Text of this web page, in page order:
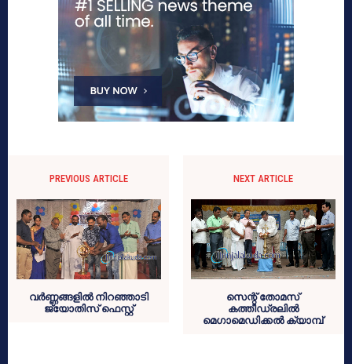
PREVIOUS ARTICLE
വര്‍ണ്ണങ്ങളില്‍ നിറഞ്ഞാടി
ജ്യോതിസ് ഫെസ്റ്റ്
NEXT ARTICLE
സെന്റ് തോമസ്
കത്തീഡ്രലില്‍
മെഗാമെഡിക്കല്‍ ക്യാമ്പ്